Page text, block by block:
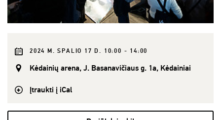
2024 M. SPALIO 17 D. 10:00 - 14:00
Kėdainių arena, J. Basanavičiaus g. 1a, Kėdainiai
Įtraukti į iCal